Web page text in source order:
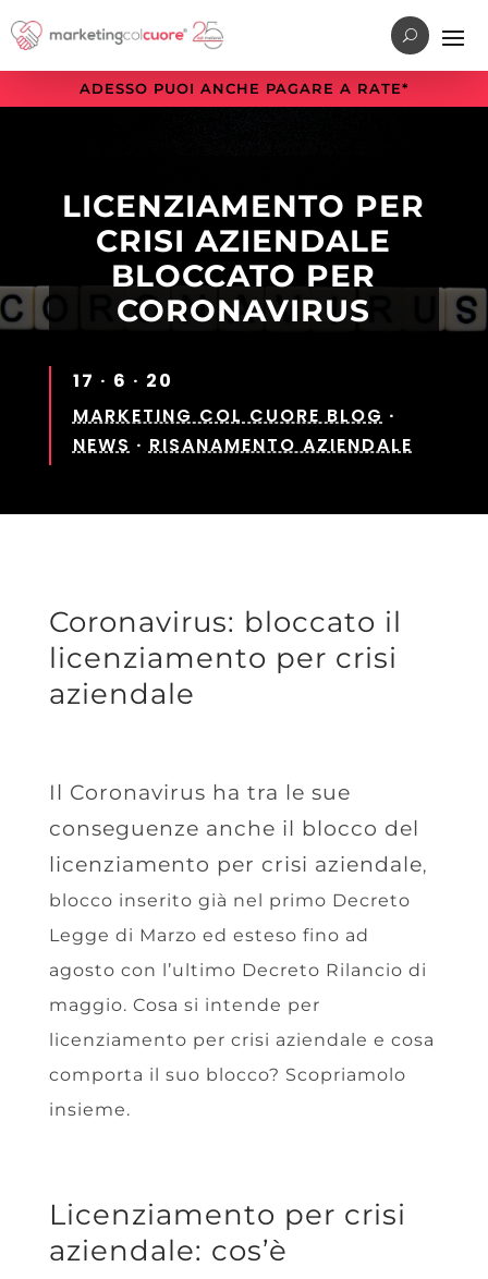
al
menu
di
al
contenuto
principale
alla
sezione
a
ADESSO PUOI ANCHE PAGARE A RATE*
LICENZIAMENTO PER
CRISI AZIENDALE
BLOCCATO PER
CORONAVIRUS
17 · 6 · 20
MARKETING COL CUORE BLOG ·
NEWS ·RISANAMENTO AZIENDALE
Coronavirus: bloccato il
licenziamento per crisi
aziendale
Il Coronavirus ha tra le sue
conseguenze anche il blocco del
licenziamento per crisi aziendale,
blocco inserito già nel primo Decreto
Legge di Marzo ed esteso fino ad
agosto con l’ultimo Decreto Rilancio di
maggio. Cosa si intende per
licenziamento per crisi aziendale e cosa
comporta il suo blocco? Scopriamolo
insieme.
Licenziamento per crisi
aziendale: cos’è